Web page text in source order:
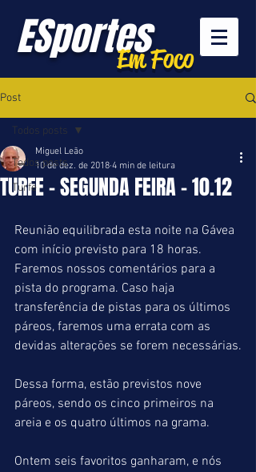
ESportesEm Foco
Post
Todos posts
Turfe
Todos posts
TURFE - SEGUNDA FEIRA - 10.12
Miguel Leão
10 de dez. de 2018 4 min de leitura
Reunião equilibrada esta noite na Gávea
com início previsto para 18 horas.
Faremos nossos comentários para a
pista do programa. Caso haja
transferência de pistas para os últimos
páreos, faremos uma errata com as
devidas alterações se forem necessárias.
Dessa forma, estão previstos nove
páreos, sendo os cinco primeiros na
areia e os quatro últimos na grama.
Ontem seis favoritos ganharam, e nós